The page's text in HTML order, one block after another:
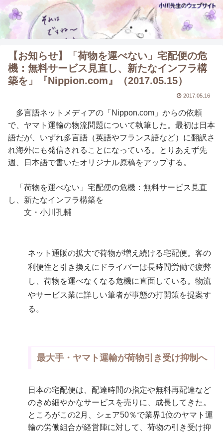
【お知らせ】「荷物を運べない」宅配便の危
機：無料サービス見直し、新たなインフラ構
築を」『Nippion.com』（2017.05.15）
2017.05.16
多言語ネットメディアの「Nippon.com」からの依頼
で、ヤマト運輸の物流問題について執筆した。最初は日本
語だが、いずれ多言語（英語やフランス語など）に翻訳さ
れ海外にも発信されることになっている。とりあえず先
週、日本語で書いたオリジナル原稿をアップする。
「荷物を運べない」宅配便の危機：無料サービス見直
し、新たなインフラ構築を
文・小川孔輔
ネット通販の拡大で荷物が増え続ける宅配便。客の
利便性と引き換えにドライバーは長時間労働で疲弊
し、荷物を運べなくなる危機に直面している。物流
やサービス業に詳しい筆者が事態の打開策を提案す
る。
最大手・ヤマト運輸が荷物引き受け抑制へ
日本の宅配便は、配達時間の指定や無料再配達など
のきめ細やかなサービスを売りに、成長してきた。
ところがこの2月、シェア50％で業界1位のヤマト運
輸の労働組合が経営陣に対して、荷物の引き受け抑